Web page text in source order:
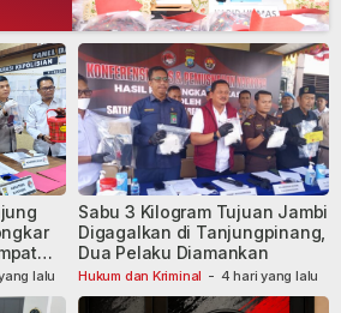
lalu Hukum dan Kriminal - 4 hari yang lalu
Sabu 3 Kilogram Tujuan Jambi
Digagalkan di Tanjungpinang,
Dua Pelaku Diamankan